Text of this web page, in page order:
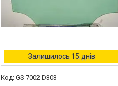
Залишилось 15 днів
GS 7002 D303